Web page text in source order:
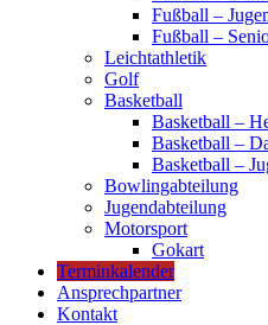
Fußball –
Fußball –
Leichtathletik
Golf
Basketball
Basketball –
Basketball –
Basketball –
Bowlingabteilung
Jugendabteilung
Motorsport
Gokart
Terminkalender
Ansprechpartner
Kontakt